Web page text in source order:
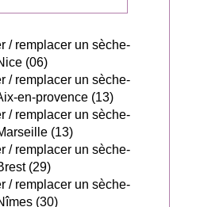
/ remplacer un sèche-
(06)
/ remplacer un sèche-
en-provence (13)
/ remplacer un sèche-
(13)
/ remplacer un sèche-
(29)
/ remplacer un sèche-
(30)